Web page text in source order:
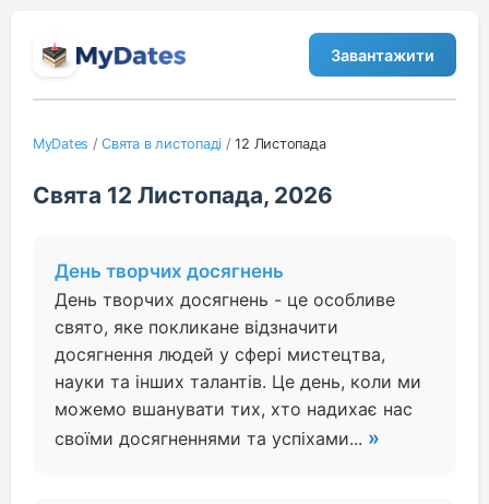
Завантажити
MyDates /Свята в листопаді /12 Листопада
Свята 12 Листопада, 2026
День творчих досягнень
День творчих досягнень - це особливе
свято, яке покликане відзначити
досягнення людей у сфері мистецтва,
науки та інших талантів. Це день, коли ми
можемо вшанувати тих, хто надихає нас
своїми досягненнями та успіхами... »